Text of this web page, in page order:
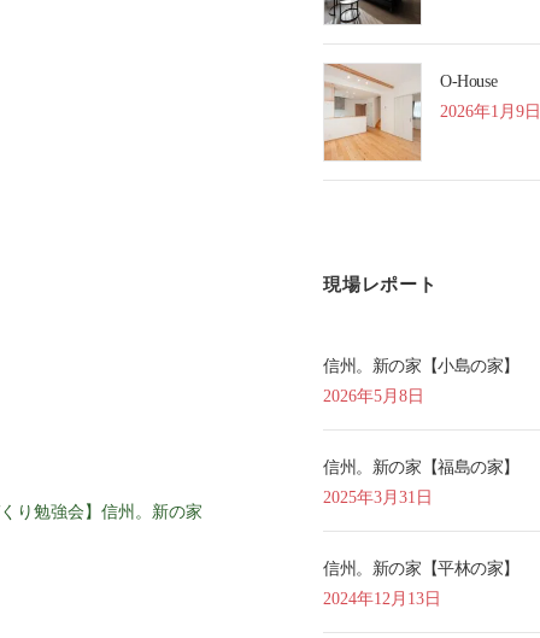
り勉強会】信州。新の家
O-House
2026年1月9日
現場レポート
信州。新の家【小島の家】
2026年5月8日
信州。新の家【福島の家】
2025年3月31日
信州。新の家【平林の家】
2024年12月13日